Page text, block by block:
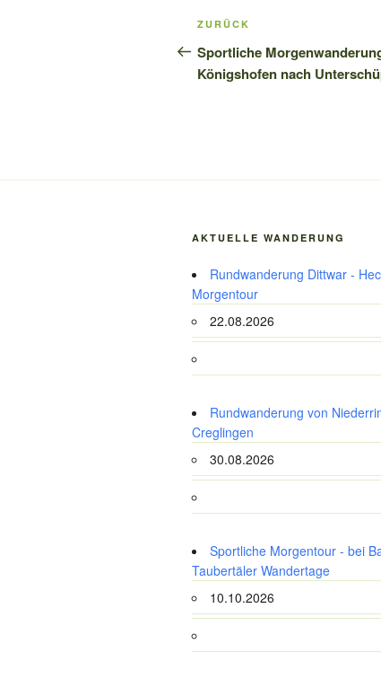
Beitragsnavigation
Vorheriger
Beitrag
ZURÜCK
Sportliche
Königshofen nach
AKTUELLE WANDERUNG
Rundwanderung Dittwar -
Morgentour
22.08.2026
Rundwanderung von
Creglingen
30.08.2026
Sportliche Morgentour - bei
Taubertäler Wandertage
10.10.2026